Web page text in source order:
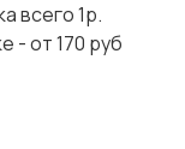
всего 1р.
- от 170 руб